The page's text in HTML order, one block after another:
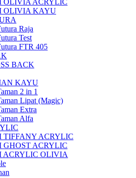
OLIVIA ACRYLIC
OLIVIA KAYU
Raja
Test
FTR 405
BACK
KAYU
2 in 1
Lipat (Magic)
Extra
Alfa
TIFFANY ACRYLIC
GHOST ACRYLIC
ACRYLIC OLIVIA